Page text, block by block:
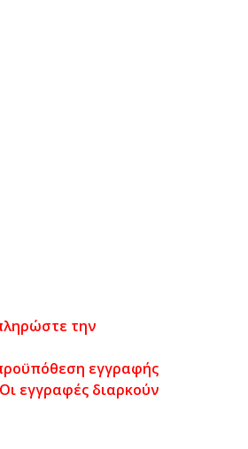
την
εγγραφής
εγγραφές διαρκούν